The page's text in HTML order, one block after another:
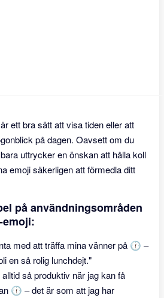
ett bra sätt att visa tiden eller att
på dagen. Oavsett om du
uttrycker en önskan att hålla koll
emoji säkerligen att förmedla ditt
på användningsområden
med att träffa mina vänner på 🕧 –
en så rolig lunchdejt."
så produktiv när jag kan få
🕧 – det är som att jag har